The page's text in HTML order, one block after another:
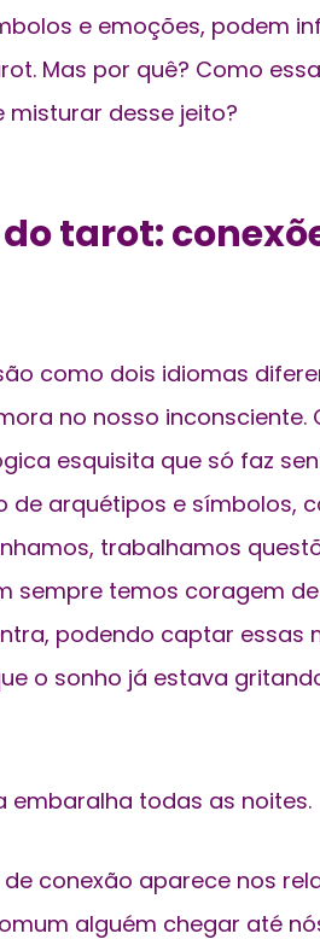
e emoções, podem
Mas por quê? Como
misturar desse jeito?
tarot:
como dois idiomas
no nosso inconsciente.
esquisita que só faz
arquétipos e símbolos,
trabalhamos
sempre temos coragem
podendo captar essas
o sonho já estava
embaralha todas as noites.
de conexão aparece nos
alguém chegar até